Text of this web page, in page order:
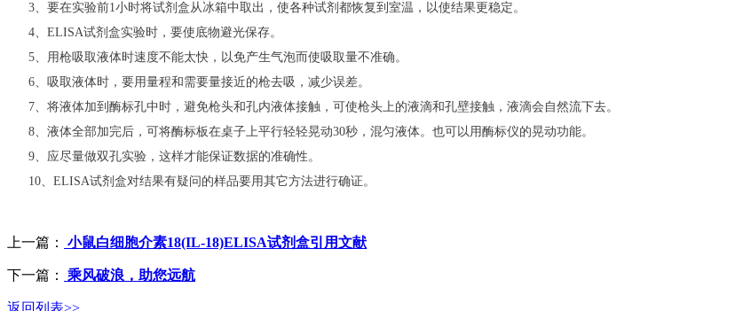
3、要在实验前1小时将试剂盒从冰箱中取出，使各种试剂都恢复到室温，以使结果更稳定。
4、ELISA试剂盒实验时，要使底物避光保存。
5、用枪吸取液体时速度不能太快，以免产生气泡而使吸取量不准确。
6、吸取液体时，要用量程和需要量接近的枪去吸，减少误差。
7、将液体加到酶标孔中时，避免枪头和孔内液体接触，可使枪头上的液滴和孔壁接触，液滴会自然流下去。
8、液体全部加完后，可将酶标板在桌子上平行轻轻晃动30秒，混匀液体。也可以用酶标仪的晃动功能。
9、应尽量做双孔实验，这样才能保证数据的准确性。
10、ELISA试剂盒对结果有疑问的样品要用其它方法进行确证。
上一篇： 小鼠白细胞介素18(IL-18)ELISA试剂盒引用文献
下一篇： 乘风破浪，助您远航